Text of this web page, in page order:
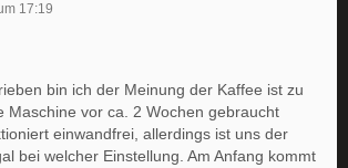
17:19
bin ich der Meinung der Kaffee ist zu
Maschine vor ca. 2 Wochen gebraucht
einwandfrei, allerdings ist uns der
bei welcher Einstellung. Am Anfang kommt